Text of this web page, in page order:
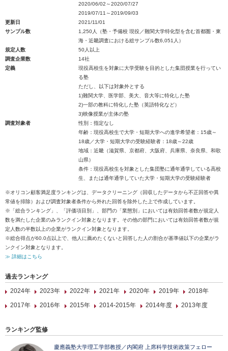
2020/06/02～2020/07/27
2019/07/11～2019/09/03
更新日
2021/11/01
サンプル数
1,250人（塾・予備校 現役／難関大学特化型を含む首都圏・東
海・近畿調査における総サンプル数6,051人）
規定人数
50人以上
調査企業数
14社
定義
現役高校生を対象に大学受験を目的とした集団授業を行ってい
る塾
ただし、以下は対象外とする
1)難関大学、医学部、美大、音大等に特化した塾
2)一部の教科に特化した塾（英語特化など）
3)映像授業が主体の塾
調査対象者
性別：指定なし
年齢：現役高校生で大学・短期大学への進学希望者：15歳～
18歳／大学・短期大学の受験経験者：18歳～22歳
地域：近畿（滋賀県、京都府、大阪府、兵庫県、奈良県、和歌
山県）
条件：現役高校生を対象とした集団塾に通年通学している高校
生、または通年通学していた大学・短期大学の受験経験者
※オリコン顧客満足度ランキングは、データクリーニング（回収したデータから不正回答や異
常値を排除）および調査対象者条件から外れた回答を除外した上で作成しています。
※「総合ランキング」、「評価項目別」、部門の「業態別」においては有効回答者数が規定人
数を満たした企業のみランクイン対象となります。その他の部門においては有効回答者数が規
定人数の半数以上の企業がランクイン対象となります。
※総合得点が60.0点以上で、他人に薦めたくないと回答した人の割合が基準値以下の企業がラ
ンクイン対象となります。
≫ 詳細はこちら
過去ランキング
2024年
2023年 2022年 2021年 2020年 2019年
2018年
2017年
2016年 2015年 2014-2015年 2014年度 2013年度
ランキング監修
慶應義塾大学理工学部教授／内閣府 上席科学技術政策フェロー